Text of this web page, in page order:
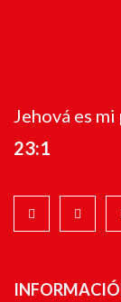
Jehová es
23:1